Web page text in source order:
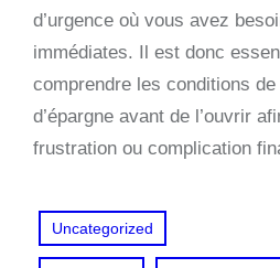
d’urgence où vous avez
immédiates. Il est donc
comprendre les conditions
d’épargne avant de l’ouvrir
frustration ou complication
Uncategorized